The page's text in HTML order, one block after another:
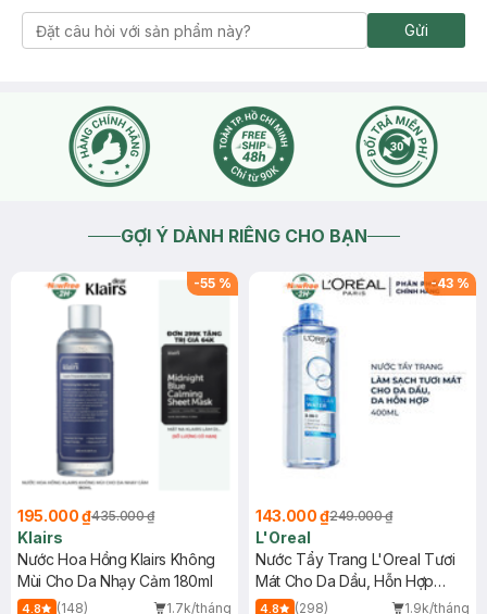
Gửi
GỢI Ý DÀNH RIÊNG CHO BẠN
-55 %
195.000 ₫435.000 ₫
Klairs
Nước Hoa Hồng Klairs Không
Mùi Cho Da Nhạy Cảm 180ml
4.8 (148)
1.7k/tháng
-43 %
143.000 ₫249.000 ₫
L'Oreal
Nước Tẩy Trang L'Oreal Tươi
Mát Cho Da Dầu, Hỗn Hợp
400ml
4.8 (298)
1.9k/tháng